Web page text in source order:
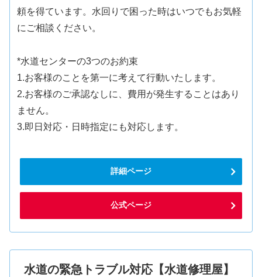
頼を得ています。水回りで困った時はいつでもお気軽
にご相談ください。
*水道センターの3つのお約束
1.お客様のことを第一に考えて行動いたします。
2.お客様のご承認なしに、費用が発生することはあり
ません。
3.即日対応・日時指定にも対応します。
詳細ページ
公式ページ
水道の緊急トラブル対応【水道修理屋】